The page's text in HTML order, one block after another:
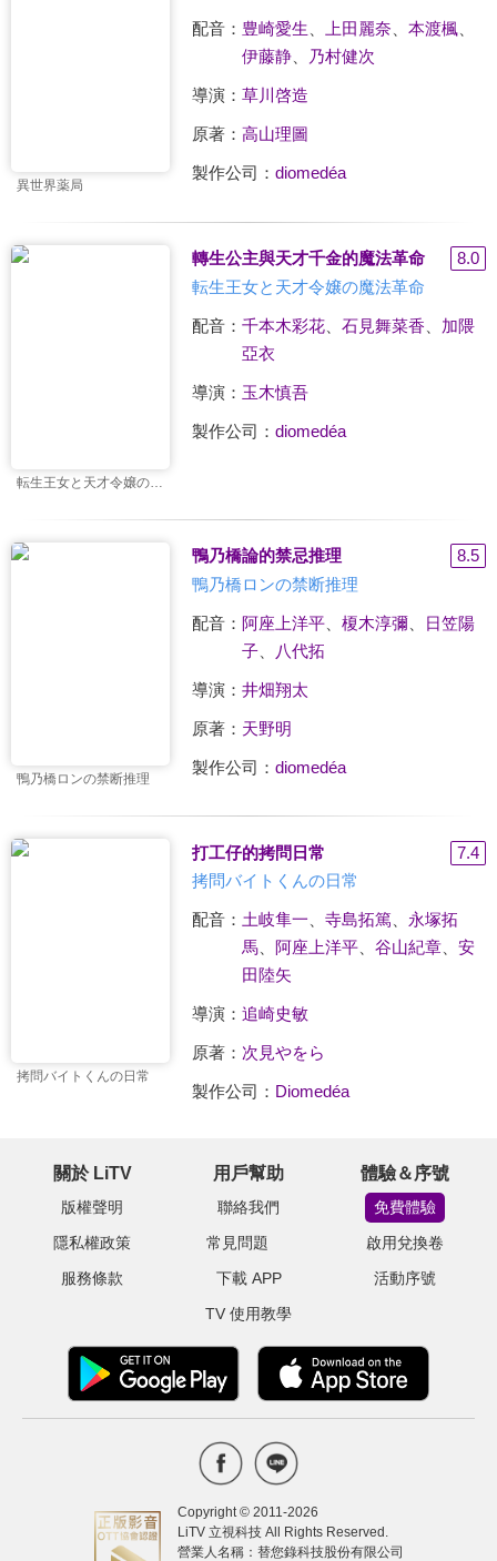
異世界薬局
配音： 豊崎愛生 上田麗奈 本渡楓、
伊藤静、 乃村健次
導演： 草川啓造
原著： 高山理圖
製作公司： diomedéa
轉生公主與天才千金的魔法革命
8.0
転生王女と天才令嬢の魔法革命
配音： 千本木彩花、 石見舞菜香
加隈
亞衣
導演： 玉木慎吾
製作公司： diomedéa
鴨乃橋ロンの禁断推理
鴨乃橋論的禁忌推理
8.5
鴨乃橋ロンの禁断推理
配音： 阿座上洋平、 榎木淳彌、
日笠陽
子、 八代拓
導演： 井畑翔太
原著： 天野明
製作公司： diomedéa
拷問バイトくんの日常
打工仔的拷問日常
7.4
拷問バイトくんの日常
配音： 土岐隼一 寺島拓篤
永塚拓
馬、 阿座上洋平、 谷山紀章、 安
田陸矢
導演： 追崎史敏
原著： 次見やをら
製作公司： Diomedéa
關於 LiTV
版權聲明
隱私權政策
服務條款
用戶幫助
聯絡我們
常見問題
下載 APP
TV 使用教學
體驗＆序號
免費體驗
啟用兌換卷
活動序號
Copyright © 2011-2026
LiTV 立視科技 All Rights Reserved.
營業人名稱：替您錄科技股份有限公司